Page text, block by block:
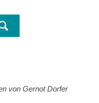
von Gernot Dorfer